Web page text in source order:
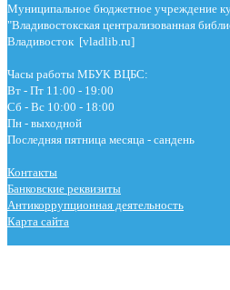
Муниципальное бюджетное учреждение
"Владивостокская централизованная
Владивосток [vladlib.ru]
Часы работы МБУК ВЦБС:
Вт - Пт 11:00 - 19:00
Сб - Вс 10:00 - 18:00
Пн - выходной
Последняя пятница месяца - сандень
Контакты
Банковские реквизиты
Антикоррупционная деятельность
Карта сайта